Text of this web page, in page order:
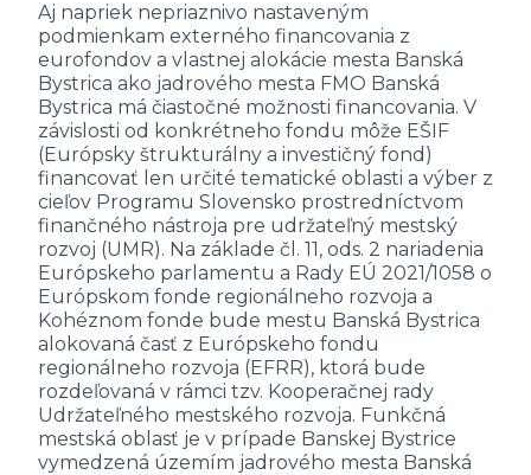
Aj napriek nepriaznivo nastaveným
podmienkam externého financovania z
eurofondov a vlastnej alokácie mesta Banská
Bystrica ako jadrového mesta FMO Banská
Bystrica má čiastočné možnosti financovania. V
závislosti od konkrétneho fondu môže EŠIF
(Európsky štrukturálny a investičný fond)
financovať len určité tematické oblasti a výber z
cieľov Programu Slovensko prostredníctvom
finančného nástroja pre udržateľný mestský
rozvoj (UMR). Na základe čl. 11, ods. 2 nariadenia
Európskeho parlamentu a Rady EÚ 2021/1058 o
Európskom fonde regionálneho rozvoja a
Kohéznom fonde bude mestu Banská Bystrica
alokovaná časť z Európskeho fondu
regionálneho rozvoja (EFRR), ktorá bude
rozdeľovaná v rámci tzv. Kooperačnej rady
Udržateľného mestského rozvoja. Funkčná
mestská oblasť je v prípade Banskej Bystrice
vymedzená územím jadrového mesta Banská